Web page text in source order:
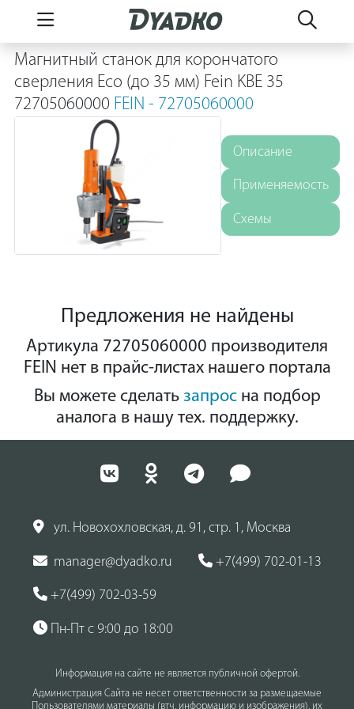
Магнитный станок для корончатого
сверления Eco (до 35 мм) Fein KBE 35
72705060000 FEIN - 72705060000
Описание
Применяемость
Схемы
Предложения не найдены
Артикула 72705060000 производителя
FEIN нет в прайс-листах нашего портала
Вы можете сделать запросна подбор
аналога в нашу тех. поддержку.
ул. Новохохловская, д. 91, стр. 1, Москва
manager@dyadko.ru +7(499) 702-01-13
+7(499) 702-03-59
Пн-Пт с 9:00 до 18:00
Информация на сайте не является публичной офертой.
Администрация Сайта не несет ответственности за размещаемые
Пользователями материалы (втч, информацию и изображения), их